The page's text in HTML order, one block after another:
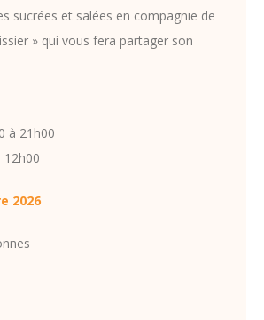
sucrées et salées en compagnie de
» qui vous fera partager son
à 21h00
12h00
2026